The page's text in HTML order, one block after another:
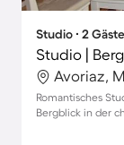
Studio ∙ 2
Studio |
Avoriaz,
Romantisches
Bergblick in der